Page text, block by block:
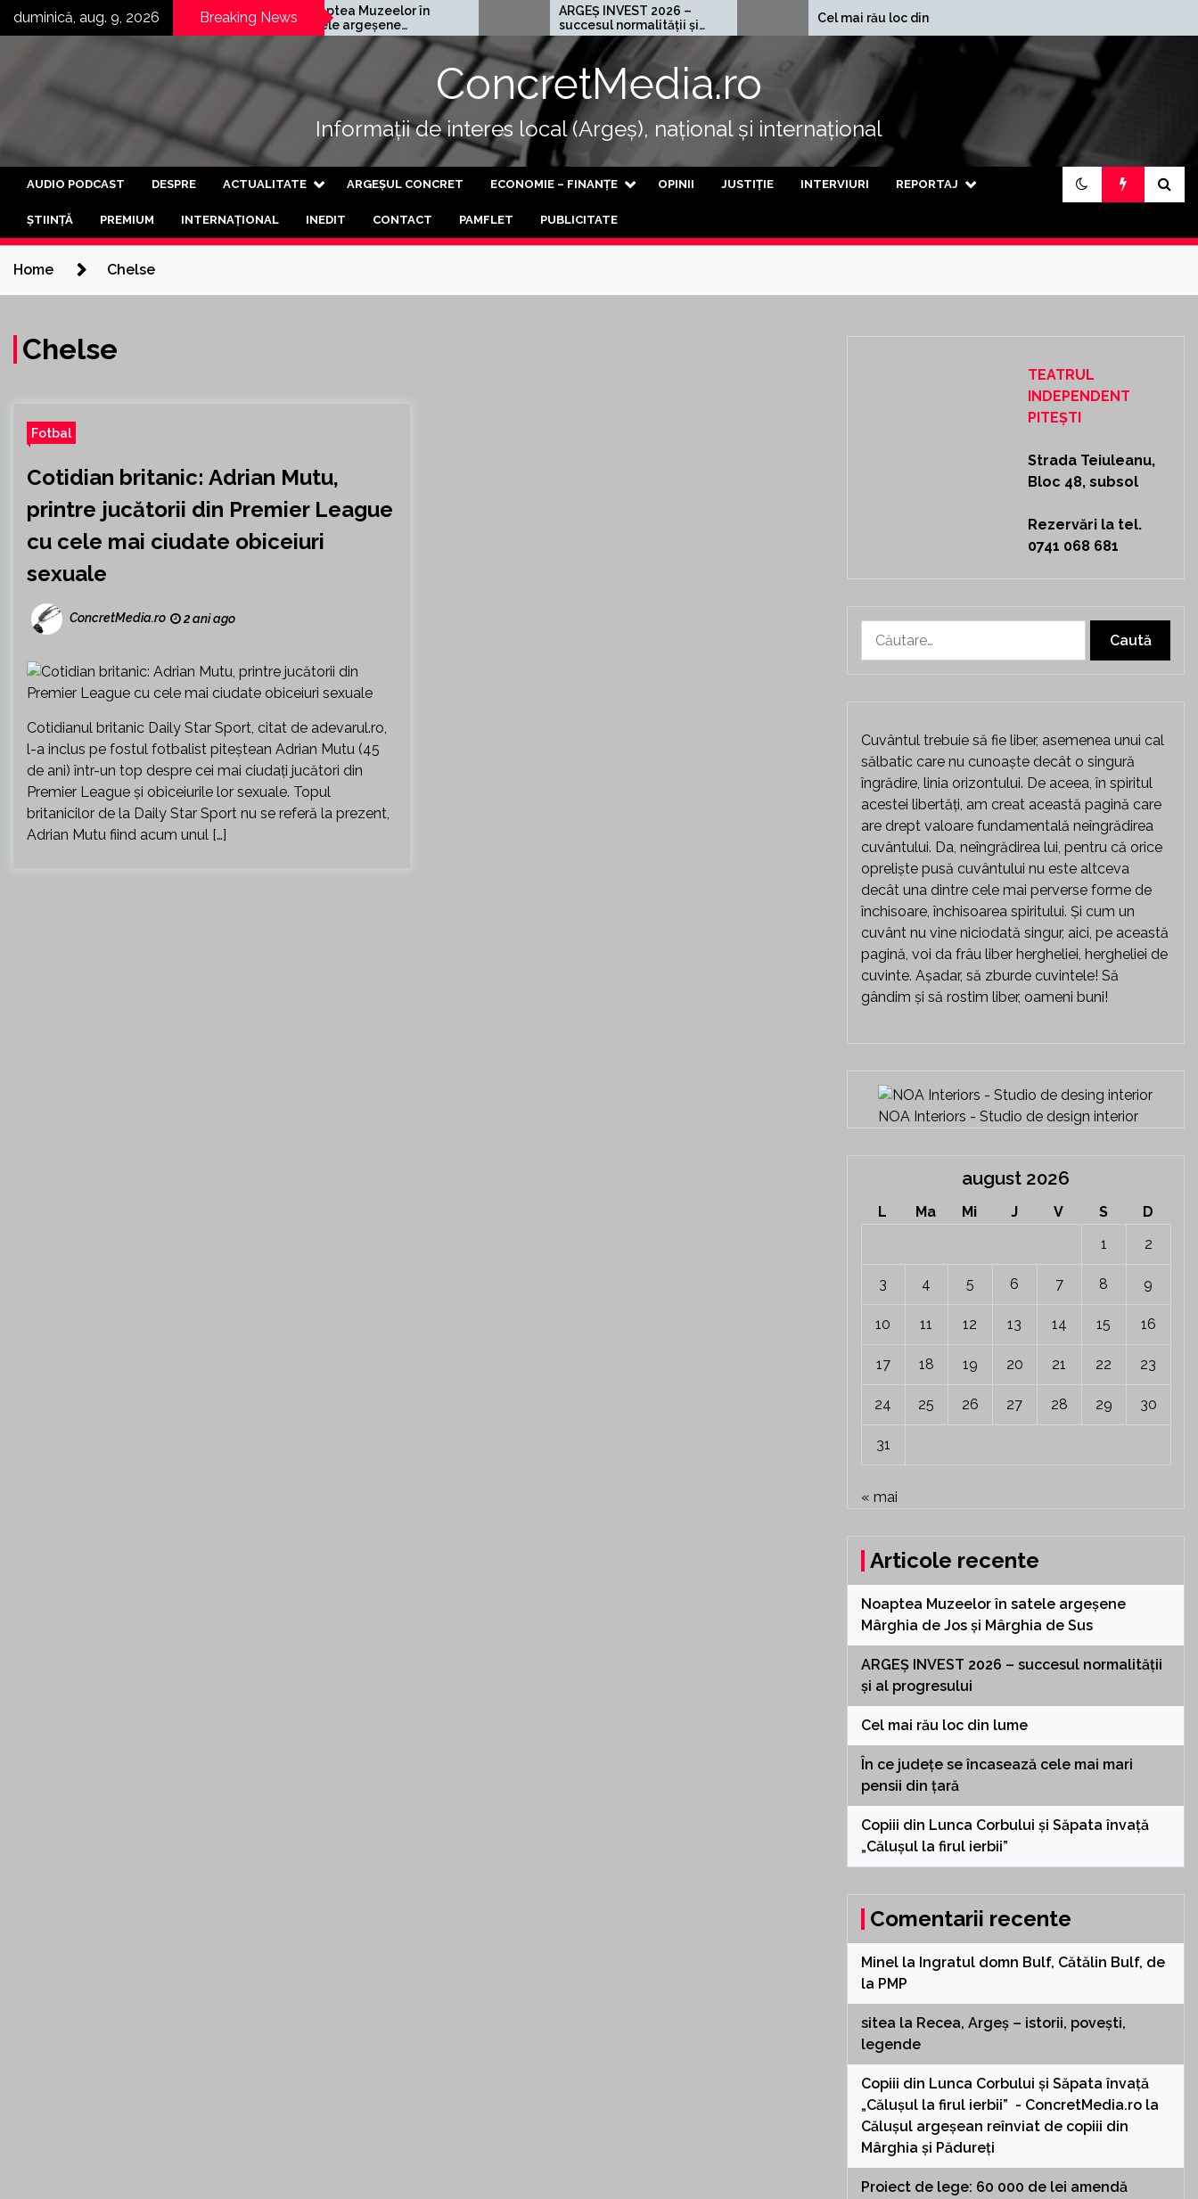
Skipduminică, aug. 9, 2026 Breaking News
germană
și-a deschis a
din Curtea
Noaptea Muzeelor în
satele argeșene
Mârghia de Jos și
Mârghia de Sus
ARGEȘ INVEST 2026 –
succesul normalității și
al progresului
Cel mai rău loc din lume
pensii din țară
ConcretMedia.ro
Informații de interes local (Argeș), național și internațional
AUDIO PODCAST DESPRE ACTUALITATE ARGEȘUL CONCRET ECONOMIE – FINANȚE OPINII JUSTIȚIE INTERVIURI REPORTAJ
ȘTIINȚĂ PREMIUM INTERNAȚIONAL INEDIT CONTACT PAMFLET PUBLICITATE
Home Chelse
Chelse
Fotbal
Cotidian britanic: Adrian Mutu,
printre jucătorii din Premier League
cu cele mai ciudate obiceiuri
sexuale
ConcretMedia.ro 2 ani ago
Cotidianul britanic Daily Star Sport, citat de adevarul.ro,
l-a inclus pe fostul fotbalist piteștean Adrian Mutu (45
de ani) într-un top despre cei mai ciudați jucători din
Premier League și obiceiurile lor sexuale. Topul
britanicilor de la Daily Star Sport nu se referă la prezent,
Adrian Mutu fiind acum unul […]
TEATRUL
INDEPENDENT
PITEȘTI
Strada Teiuleanu,
Bloc 48, subsol
Rezervări la tel.
0741 068 681
după:
Cuvântul trebuie să fie liber, asemenea unui cal
sălbatic care nu cunoaște decât o singură
îngrădire, linia orizontului. De aceea, în spiritul
acestei libertăți, am creat această pagină care
are drept valoare fundamentală neîngrădirea
cuvântului. Da, neîngrădirea lui, pentru că orice
opreliște pusă cuvântului nu este altceva
decât una dintre cele mai perverse forme de
închisoare, închisoarea spiritului. Și cum un
cuvânt nu vine niciodată singur, aici, pe această
pagină, voi da frâu liber hergheliei, hergheliei de
cuvinte. Așadar, să zburde cuvintele! Să
gândim și să rostim liber, oameni buni!
NOA Interiors - Studio de design interior
august 2026
L Ma Mi J V S
D
1
2
3 4 5 6 7 8 9
10 11 12 13 14 15 16
17 18 19 20 21 22 23
24 25 26 27 28 29 30
31
« mai
Articole recente
Noaptea Muzeelor în satele argeșene
Mârghia de Jos și Mârghia de Sus
ARGEȘ INVEST 2026 – succesul normalității
și al progresului
Cel mai rău loc din lume
În ce județe se încasează cele mai mari
pensii din țară
Copiii din Lunca Corbului și Săpata învață
„Călușul la firul ierbii”
Comentarii recente
Minella Ingratul domn Bulf, Cătălin Bulf, de
la PMP
sitea la Recea, Argeș – istorii, povești,
legende
Copiii din Lunca Corbului și Săpata învață
„Călușul la firul ierbii” - ConcretMedia.rola
Călușul argeșean reînviat de copiii din
Mârghia și Pădureți
Proiect de lege: 60 000 de lei amendă